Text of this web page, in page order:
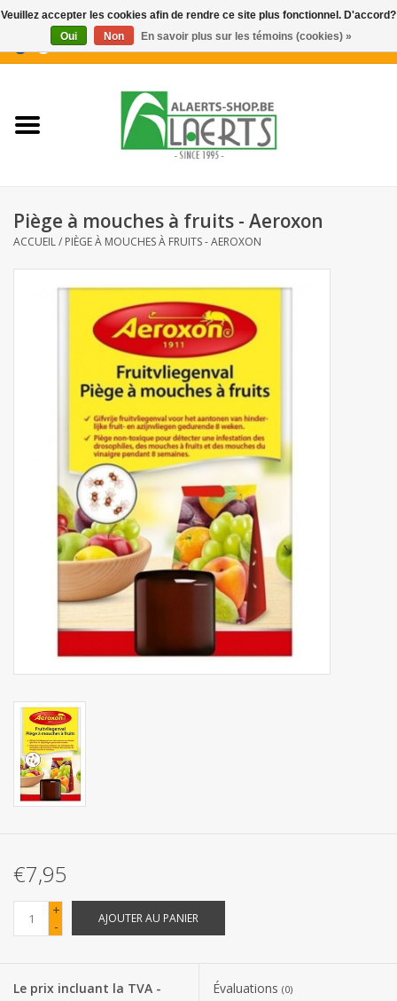
0 Articles - €0,00
Nouveautés
Biscuits pour le café
Confiserie
Biscuits apéritifs / Snacks salés
Bonbons pour la bonbonnière
Rouleaux de caisse thermiques
Produits d'hygiène
Cadeaux d'entreprise
Matériel d'emballage
Fournitures de bureau
Produits Covid-19
Confiserie Saint-Nicolas
Bonbons de carnaval
Piège à mouches à fruits - Aeroxon
ACCUEIL/ PIÈGE À MOUCHES À FRUITS - AEROXON
€7,95
+
-
AJOUTER AU PANIER
Le prix incluant la TVA -
Évaluations (0)
Veuillez accepter les cookies afin de rendre ce site plus fonctionnel. D'accord?
Oui
Non En savoir plus sur les témoins (cookies) »